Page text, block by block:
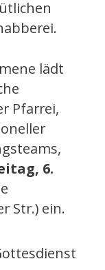
lädt
Pfarrei,
6.
Str.) ein.